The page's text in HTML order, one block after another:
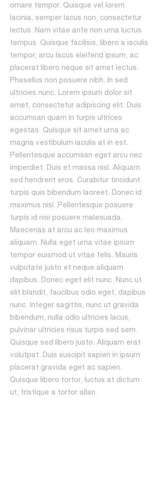
ornare tempor. Quisque vel lorem
lacinia, semper lacus non, consectetur
lectus. Nam vitae ante non urna luctus
tempus. Quisque facilisis, libero a iaculis
tempor, arcu lacus eleifend ipsum, ac
placerat libero neque sit amet lectus.
Phasellus non posuere nibh. In sed
ultricies nunc. Lorem ipsum dolor sit
amet, consectetur adipiscing elit. Duis
accumsan quam in turpis ultrices
egestas. Quisque sit amet urna ac
magna vestibulum iaculis at in est.
Pellentesque accumsan eget arcu nec
imperdiet. Duis et massa nisl. Aliquam
sed hendrerit eros. Curabitur tincidunt
turpis quis bibendum laoreet. Donec id
maximus nisl. Pellentesque posuere
turpis id nisi posuere malesuada.
Maecenas at arcu ac leo maximus
aliquam. Nulla eget urna vitae ipsum
tempor euismod ut vitae felis. Mauris
vulputate justo et neque aliquam
dapibus. Donec eget elit nunc. Nunc ut
elit blandit, faucibus odio eget, dapibus
nunc. Integer sagittis, nunc ut gravida
bibendum, nulla odio ultricies lacus,
pulvinar ultricies risus turpis sed sem.
Quisque sed libero justo. Aliquam erat
volutpat. Duis suscipit sapien in ipsum
placerat gravida eget ac sapien.
Quisque libero tortor, luctus at dictum
ut, tristique a tortor allan.